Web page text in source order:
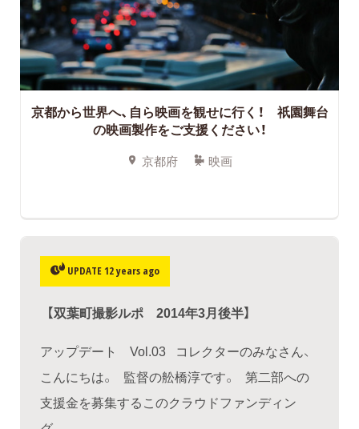
京都から世界へ、自ら映画を観せに行く！ 祇園舞台
の映画製作をご支援ください！
京都府 映画
UPDATE 12 years ago
【双葉町撮影ルポ 2014年3月後半】
アップデート Vol.03 コレクターのみなさん、
こんにちは。 監督の舩橋淳です。 第二部への
支援金を募集するこのクラウドファンディン